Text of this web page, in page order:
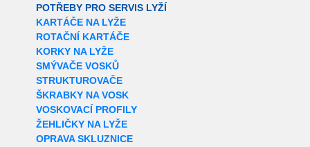
POTŘEBY PRO SERVIS LYŽÍ
KARTÁČE NA LYŽE
ROTAČNÍ KARTÁČE
KORKY NA LYŽE
SMÝVAČE VOSKŮ
STRUKTUROVAČE
ŠKRABKY NA VOSK
VOSKOVACÍ PROFILY
ŽEHLIČKY NA LYŽE
OPRAVA SKLUZNICE